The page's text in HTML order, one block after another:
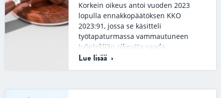
Korkein oikeus antoi vuoden 2023
lopulla ennakkopäätöksen KKO
2023:91, jossa se käsitteli
työtapaturmassa vammautuneen
työntekijän oikeutta saada
lisäkorvausta pysyvästä haitasta….
Lue lisää